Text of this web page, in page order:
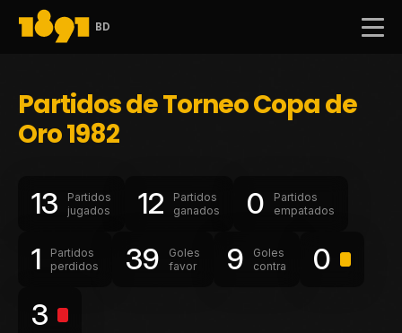
BD
Partidos de Torneo Copa de
Oro 1982
13
Partidos
jugados
12
Partidos
ganados
0
Partidos
empatados
1
Partidos
perdidos
39
Goles
favor
9
Goles
contra
0
3